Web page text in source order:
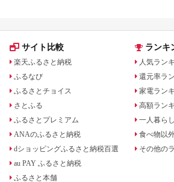
サイト比較
楽天ふるさと納税
ふるなび
ふるさとチョイス
さとふる
ふるさとプレミアム
ANAのふるさと納税
dショッピングふるさと納税百選
au PAY ふるさと納税
ふるさと本舗
ランキ
人気ラン
還元率ラ
家電ラン
高額ラン
一人暮らし
食べ物以
その他の